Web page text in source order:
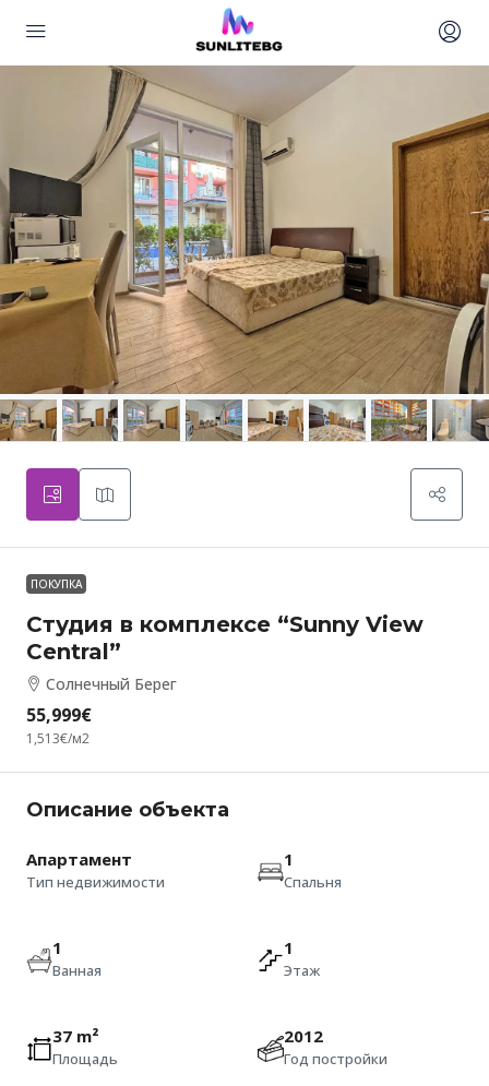
ПОКУПКА
Студия в комплексе “Sunny View
Central”
Солнечный Берег
55,999€
1,513€/м2
Описание объекта
Апартамент
Тип недвижимости
1
Спальня
1
Ванная
1
Этаж
37 m²
Площадь
2012
Год постройки